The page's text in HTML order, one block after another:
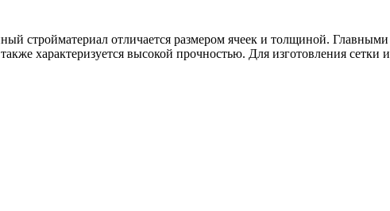
стройматериал отличается размером ячеек и толщиной.
характеризуется высокой прочностью. Для изготовления